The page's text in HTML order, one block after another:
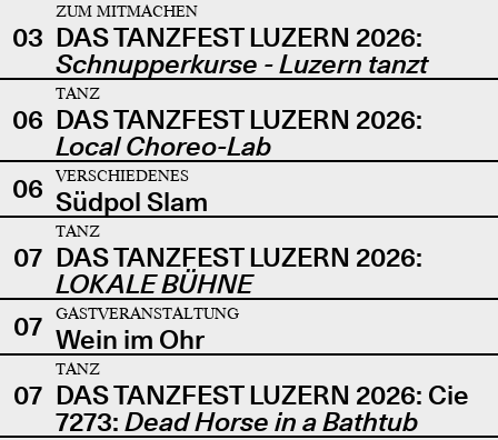
03
ZUM MITMACHEN
DAS TANZFEST LUZERN 2026:
Schnupperkurse - Luzern tanzt
06
TANZ
DAS TANZFEST LUZERN 2026:
Local Choreo-Lab
06
VERSCHIEDENES
Südpol Slam
07
TANZ
DAS TANZFEST LUZERN 2026:
LOKALE BÜHNE
07
GASTVERANSTALTUNG
Wein im Ohr
07
TANZ
DAS TANZFEST LUZERN 2026: Cie
7273: Dead Horse in a Bathtub